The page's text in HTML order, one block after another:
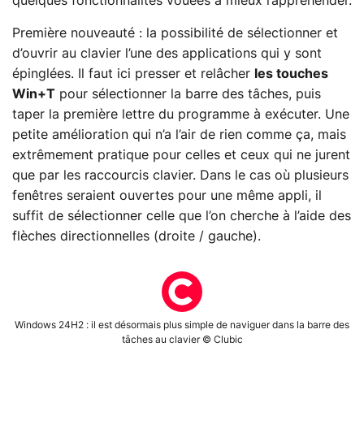
Première nouveauté : la possibilité de sélectionner et
d’ouvrir au clavier l’une des applications qui y sont
épinglées. Il faut ici presser et relâcher les touches
Win+T pour sélectionner la barre des tâches, puis
taper la première lettre du programme à exécuter. Une
petite amélioration qui n’a l’air de rien comme ça, mais
extrêmement pratique pour celles et ceux qui ne jurent
que par les raccourcis clavier. Dans le cas où plusieurs
fenêtres seraient ouvertes pour une même appli, il
suffit de sélectionner celle que l’on cherche à l’aide des
flèches directionnelles (droite / gauche).
Windows 24H2 : il est désormais plus simple de naviguer dans la barre des
tâches au clavier © Clubic